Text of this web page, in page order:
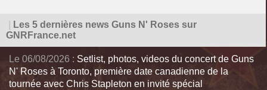
Les 5 dernières news Guns N' Roses sur
GNRFrance.net
Le 06/08/2026 : Setlist, photos, videos du concert de Guns
N' Roses à Toronto, première date canadienne de la
tournée avec Chris Stapleton en invité spécial